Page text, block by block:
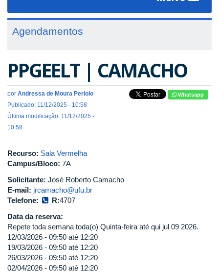
Agendamentos
PPGEELT | CAMACHO
por Andressa de Moura Periolo
Publicado: 11/12/2025 - 10:58
Última modificação: 11/12/2025 -
10:58
Whatsapp
Recurso: Sala Vermelha
Campus/Bloco: 7A
Solicitante: José Roberto Camacho
E-mail: jrcamacho@ufu.br
Telefone:
R:4707
Data da reserva:
Repete toda semana toda(o) Quinta-feira até qui jul 09 2026.
12/03/2026 - 09:50 até 12:20
19/03/2026 - 09:50 até 12:20
26/03/2026 - 09:50 até 12:20
02/04/2026 - 09:50 até 12:20